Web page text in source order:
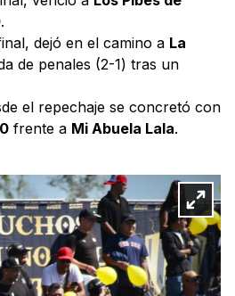
.
dejó en el camino a La
de penales (2-1) tras un
el repechaje se concretó con
frente a Mi Abuela Lala.